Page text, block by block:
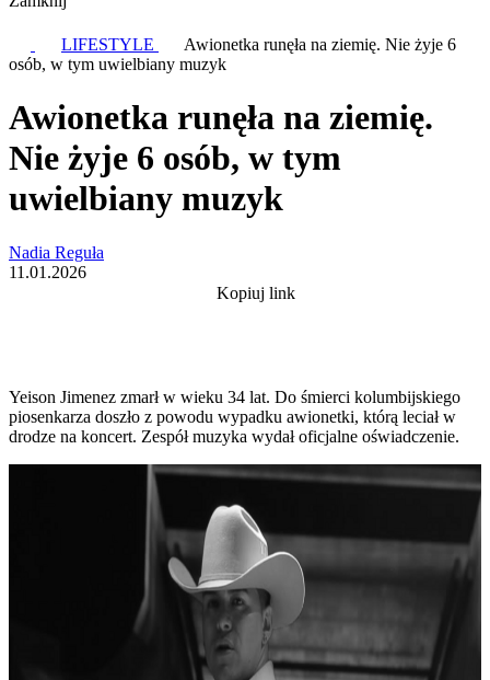
LIFESTYLE
Awionetka runęła na ziemię. Nie żyje 6
osób, w tym uwielbiany muzyk
Awionetka runęła na ziemię.
Nie żyje 6 osób, w tym
uwielbiany muzyk
Nadia Reguła
11.01.2026
Kopiuj link
Yeison Jimenez zmarł w wieku 34 lat. Do śmierci kolumbijskiego
piosenkarza doszło z powodu wypadku awionetki, którą leciał w
drodze na koncert. Zespół muzyka wydał oficjalne oświadczenie.